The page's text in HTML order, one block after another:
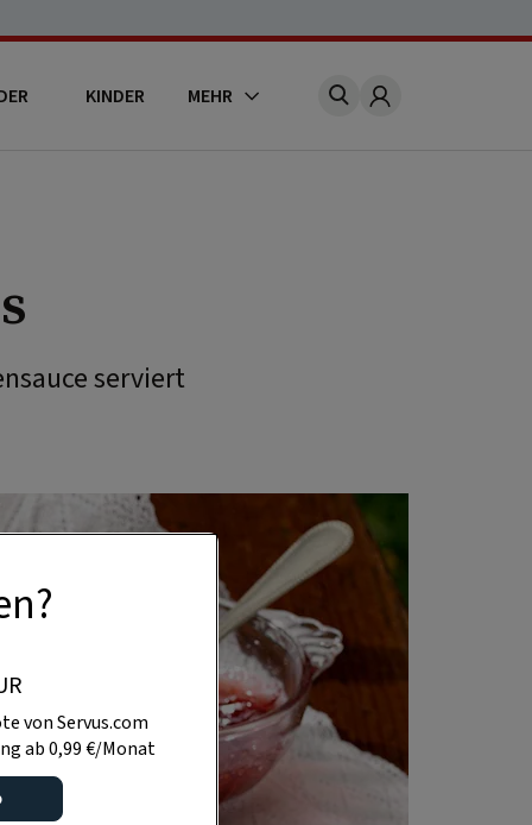
KINDER MEHR Account
serviert
von Servus.com
ab 0,99 €/Monat